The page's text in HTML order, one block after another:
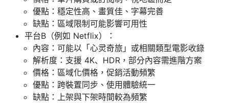
優點：穩定性高、畫質佳、字幕完善
缺點：區域限制可能影響可用性
平台B（例如 Netflix）：
內容：可能以「心灵奇旅」或相關類型電影收錄
解析度：支援 4K、HDR，部分內容需進階方案
價格：區域化價格，促銷活動頻繁
優點：跨裝置同步、使用體驗統一
缺點：上架與下架時間較為頻繁